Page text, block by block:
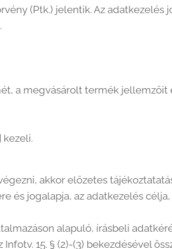
(Ptk.) jelentik. Az adatkezelés
a megvásárolt termék jellemzőit
kezeli.
akkor előzetes
és jogalapja, az adatkezelés
alapuló, írásbeli
15. § (2)-(3) bekezdésével